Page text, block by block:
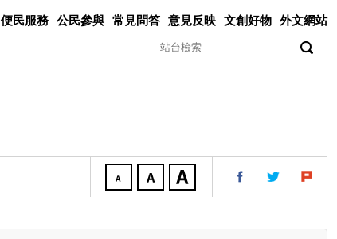
便民服務 公民參與 常見問答 意見反映 文創好物 外文網站